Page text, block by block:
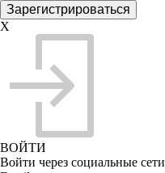
X
ВОЙТИ
Войти через социальные сети